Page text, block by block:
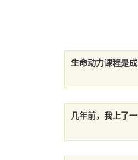
生命动力课程是
几年前，我上了